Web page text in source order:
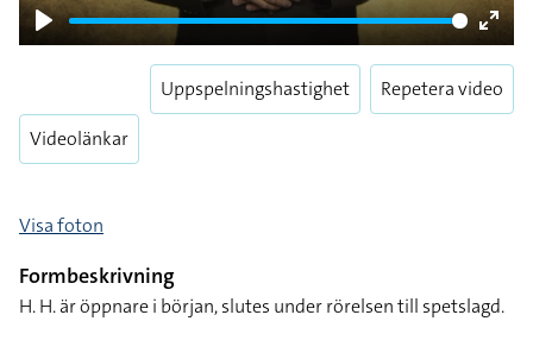
Play
Enter
Videolänkar
Uppspelningshastighet Repetera video
Visa foton
Formbeskrivning
H. H. är öppnare i början, slutes under rörelsen till spetslagd.